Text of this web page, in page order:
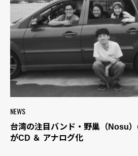
NEWS
台湾の注目バンド・野巢（Nosu
がCD ＆ アナログ化